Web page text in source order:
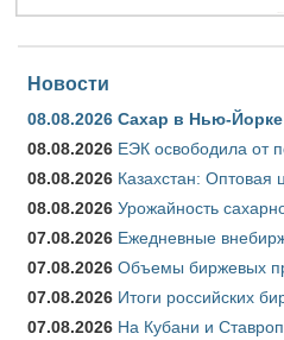
Новости
08.08.2026 Сахар в Нью-Йорке
08.08.2026 ЕЭК освободила от
08.08.2026 Казахстан: Оптовая
08.08.2026 Урожайность
07.08.2026 Ежедневные
07.08.2026 Объемы биржевых
07.08.2026 Итоги российских
07.08.2026 На Кубани и